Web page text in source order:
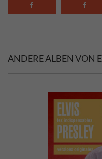
ANDERE ALBEN VON